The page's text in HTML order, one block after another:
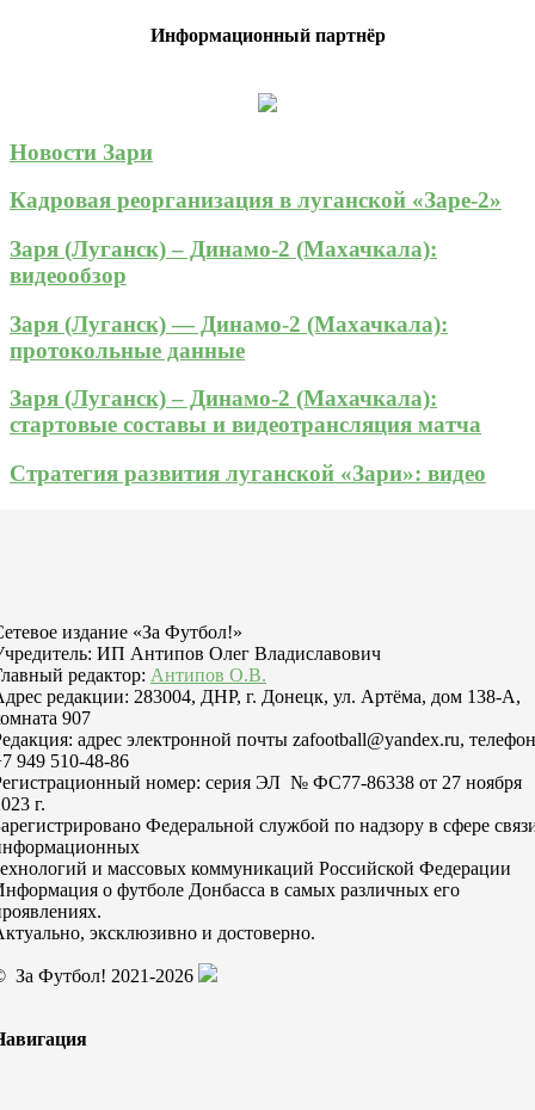
Информационный партнёр
Новости Зари
Кадровая реорганизация в луганской «Заре-2»
Заря (Луганск) – Динамо-2 (Махачкала):
видеообзор
Заря (Луганск) — Динамо-2 (Махачкала):
протокольные данные
Заря (Луганск) – Динамо-2 (Махачкала):
стартовые составы и видеотрансляция матча
Стратегия развития луганской «Зари»: видео
издание «За Футбол!»
ИП Антипов Олег Владиславович
редактор: Антипов О.В.
редакции: 283004, ДНР, г. Донецк, ул. Артёма, дом 138-А,
907
адрес электронной почты zafootball@yandex.ru, телефон
949 510-48-86
номер: серия ЭЛ № ФС77-86338 от 27 ноября
г.
Федеральной службой по надзору в сфере
и массовых коммуникаций Российской Федерации
о футболе Донбасса в самых различных его
эксклюзивно и достоверно.
За Футбол! 2021-2026